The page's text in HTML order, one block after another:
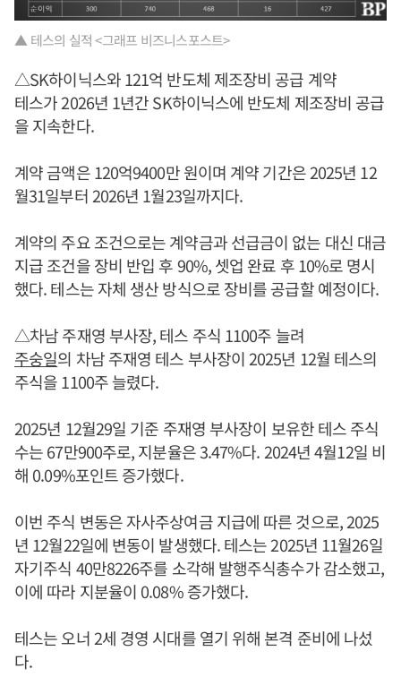
▲ 테스의 실적 <그래프 비즈니스포스트>
△SK하이닉스와 121억 반도체 제조장비 공급 계약
테스가 2026년 1년간 SK하이닉스에 반도체 제조장비 공급
을 지속한다.
계약 금액은 120억9400만 원이며 계약 기간은 2025년 12
월31일부터 2026년 1월23일까지다.
계약의 주요 조건으로는 계약금과 선급금이 없는 대신 대금
지급 조건을 장비 반입 후 90%, 셋업 완료 후 10%로 명시
했다. 테스는 자체 생산 방식으로 장비를 공급할 예정이다.
△차남 주재영 부사장, 테스 주식 1100주 늘려
주숭일의 차남 주재영 테스 부사장이 2025년 12월 테스의
주식을 1100주 늘렸다.
2025년 12월29일 기준 주재영 부사장이 보유한 테스 주식
수는 67만900주로, 지분율은 3.47%다. 2024년 4월12일 비
해 0.09%포인트 증가했다.
이번 주식 변동은 자사주상여금 지급에 따른 것으로, 2025
년 12월22일에 변동이 발생했다. 테스는 2025년 11월26일
자기주식 40만8226주를 소각해 발행주식총수가 감소했고,
이에 따라 지분율이 0.08% 증가했다.
테스는 오너 2세 경영 시대를 열기 위해 본격 준비에 나섰
다.